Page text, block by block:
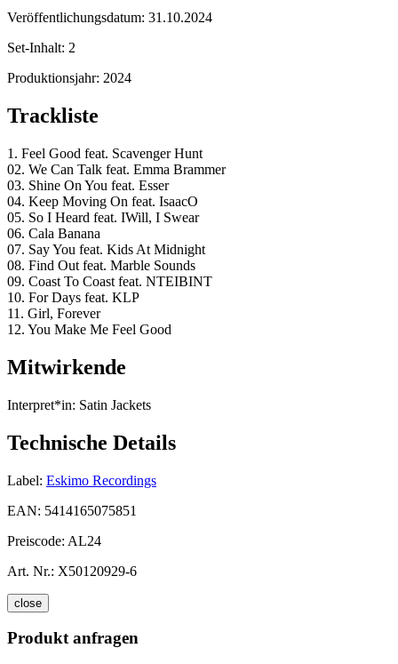
Veröffentlichungsdatum: 31.10.2024
Set-Inhalt: 2
Produktionsjahr: 2024
Trackliste
1. Feel Good feat. Scavenger Hunt
02. We Can Talk feat. Emma Brammer
03. Shine On You feat. Esser
04. Keep Moving On feat. IsaacO
05. So I Heard feat. IWill, I Swear
06. Cala Banana
07. Say You feat. Kids At Midnight
08. Find Out feat. Marble Sounds
09. Coast To Coast feat. NTEIBINT
10. For Days feat. KLP
11. Girl, Forever
12. You Make Me Feel Good
Mitwirkende
Interpret*in: Satin Jackets
Technische Details
Label: Eskimo Recordings
EAN: 5414165075851
Preiscode: AL24
Art. Nr.: X50120929-6
close
Produkt anfragen